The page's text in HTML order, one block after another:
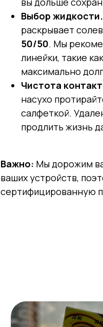
Выбор жидкости.
раскрывает
50/50. Мы
линейки, такие
максимально
Чистота
насухо
салфеткой.
продлить жизнь
Важно: Мы дорожим
ваших устройств,
сертифицированную